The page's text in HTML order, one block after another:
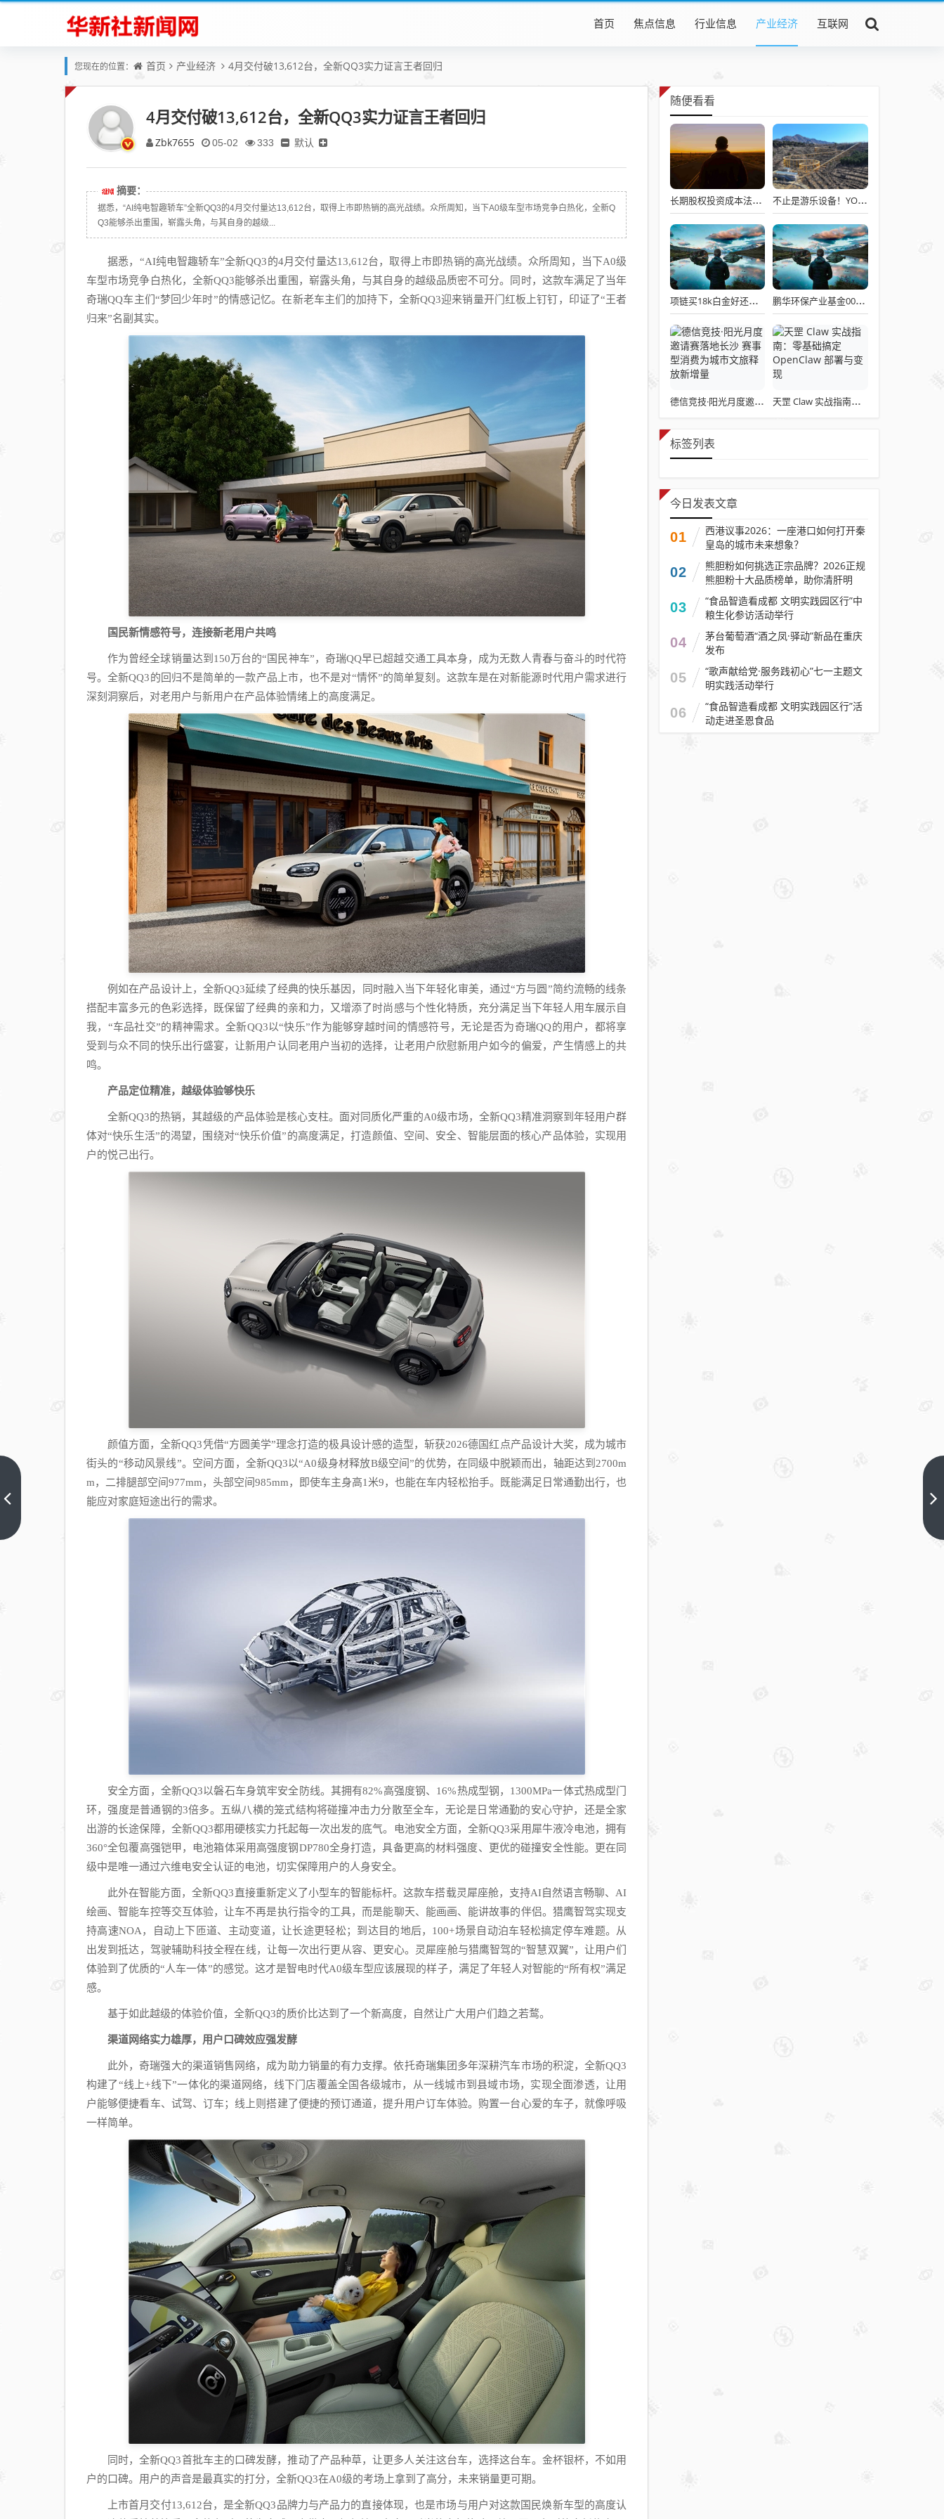
首页 焦点信息 行业信息 产业经济 互联网
您现在的位置： 首页 产业经济 4月交付破13,612台，全新QQ3实力证言王者回归
4月交付破13,612台，全新QQ3实力证言王者回归
Zbk7655 05-02 333 默认
摘要：
据悉，“AI纯电智趣轿车”全新QQ3的4月交付量达13,612台，取得上市即热销的高光战绩。众所周知，当下A0级车型市场竞争白热化，全新Q
Q3能够杀出重围，崭露头角，与其自身的越级...
据悉，“AI纯电智趣轿车”全新QQ3的4月交付量达13,612台，取得上市即热销的高光战绩。众所周知，当下A0级
车型市场竞争白热化，全新QQ3能够杀出重围，崭露头角，与其自身的越级品质密不可分。同时，这款车满足了当年
奇瑞QQ车主们“梦回少年时”的情感记忆。在新老车主们的加持下，全新QQ3迎来销量开门红板上钉钉，印证了“王者
归来”名副其实。
国民新情感符号，连接新老用户共鸣
作为曾经全球销量达到150万台的“国民神车”，奇瑞QQ早已超越交通工具本身，成为无数人青春与奋斗的时代符
号。全新QQ3的回归不是简单的一款产品上市，也不是对“情怀”的简单复刻。这款车是在对新能源时代用户需求进行
深刻洞察后，对老用户与新用户在产品体验情绪上的高度满足。
例如在产品设计上，全新QQ3延续了经典的快乐基因，同时融入当下年轻化审美，通过“方与圆”简约流畅的线条
搭配丰富多元的色彩选择，既保留了经典的亲和力，又增添了时尚感与个性化特质，充分满足当下年轻人用车展示自
我，“车品社交”的精神需求。全新QQ3以“快乐”作为能够穿越时间的情感符号，无论是否为奇瑞QQ的用户，都将享
受到与众不同的快乐出行盛宴，让新用户认同老用户当初的选择，让老用户欣慰新用户如今的偏爱，产生情感上的共
鸣。
产品定位精准，越级体验够快乐
全新QQ3的热销，其越级的产品体验是核心支柱。面对同质化严重的A0级市场，全新QQ3精准洞察到年轻用户群
体对“快乐生活”的渴望，围绕对“快乐价值”的高度满足，打造颜值、空间、安全、智能层面的核心产品体验，实现用
户的悦己出行。
颜值方面，全新QQ3凭借“方圆美学”理念打造的极具设计感的造型，斩获2026德国红点产品设计大奖，成为城市
街头的“移动风景线”。空间方面，全新QQ3以“A0级身材释放B级空间”的优势，在同级中脱颖而出，轴距达到2700m
m，二排腿部空间977mm，头部空间985mm，即使车主身高1米9，也能在车内轻松抬手。既能满足日常通勤出行，也
能应对家庭短途出行的需求。
安全方面，全新QQ3以磐石车身筑牢安全防线。其拥有82%高强度钢、16%热成型钢，1300MPa一体式热成型门
环，强度是普通钢的3倍多。五纵八横的笼式结构将碰撞冲击力分散至全车，无论是日常通勤的安心守护，还是全家
出游的长途保障，全新QQ3都用硬核实力托起每一次出发的底气。电池安全方面，全新QQ3采用犀牛液冷电池，拥有
360°全包覆高强铠甲，电池箱体采用高强度钢DP780全身打造，具备更高的材料强度、更优的碰撞安全性能。更在同
级中是唯一通过六维电安全认证的电池，切实保障用户的人身安全。
此外在智能方面，全新QQ3直接重新定义了小型车的智能标杆。这款车搭载灵犀座舱，支持AI自然语言畅聊、AI
绘画、智能车控等交互体验，让车不再是执行指令的工具，而是能聊天、能画画、能讲故事的伴侣。猎鹰智驾实现支
持高速NOA，自动上下匝道、主动变道，让长途更轻松；到达目的地后，100+场景自动泊车轻松搞定停车难题。从
出发到抵达，驾驶辅助科技全程在线，让每一次出行更从容、更安心。灵犀座舱与猎鹰智驾的“智慧双翼”，让用户们
体验到了优质的“人车一体”的感觉。这才是智电时代A0级车型应该展现的样子，满足了年轻人对智能的“所有权”满足
感。
基于如此越级的体验价值，全新QQ3的质价比达到了一个新高度，自然让广大用户们趋之若鹜。
渠道网络实力雄厚，用户口碑效应强发酵
此外，奇瑞强大的渠道销售网络，成为助力销量的有力支撑。依托奇瑞集团多年深耕汽车市场的积淀，全新QQ3
构建了“线上+线下”一体化的渠道网络，线下门店覆盖全国各级城市，从一线城市到县域市场，实现全面渗透，让用
户能够便捷看车、试驾、订车；线上则搭建了便捷的预订通道，提升用户订车体验。购置一台心爱的车子，就像呼吸
一样简单。
同时，全新QQ3首批车主的口碑发酵，推动了产品种草，让更多人关注这台车，选择这台车。金杯银杯，不如用
户的口碑。用户的声音是最真实的打分，全新QQ3在A0级的考场上拿到了高分，未来销量更可期。
上市首月交付13,612台，是全新QQ3品牌力与产品力的直接体现，也是市场与用户对这款国民焕新车型的高度认
随便看看
长期股权投资成本法二级科目有哪些？长期股权投资的二级科目有哪些 不止是游乐设备！YOLOR 双轨滑道，藏着景区体验升级的核心密码
项链买18k白金好还是铂金好(18K白金和铂金哪个好) 鹏华环保产业基金000409？重仓创业板环保板块的基金有哪些
德信竞技·阳光月度邀请赛落地长沙 赛事型消费为城市文旅释放新增量 天罡 Claw 实战指南：零基础搞定 OpenClaw 部署与变现
标签列表
今日发表文章
01
西港议事2026：一座港口如何打开秦
皇岛的城市未来想象？
02
熊胆粉如何挑选正宗品牌？2026正规
熊胆粉十大品质榜单，助你清肝明
目、养护肝胆
03
“食品智造看成都 文明实践园区行”中
粮生化参访活动举行
04
茅台葡萄酒“酒之凤·驿动”新品在重庆
发布
05
“歌声献给党·服务践初心”七一主题文
明实践活动举行
06
“食品智造看成都 文明实践园区行”活
动走进圣恩食品